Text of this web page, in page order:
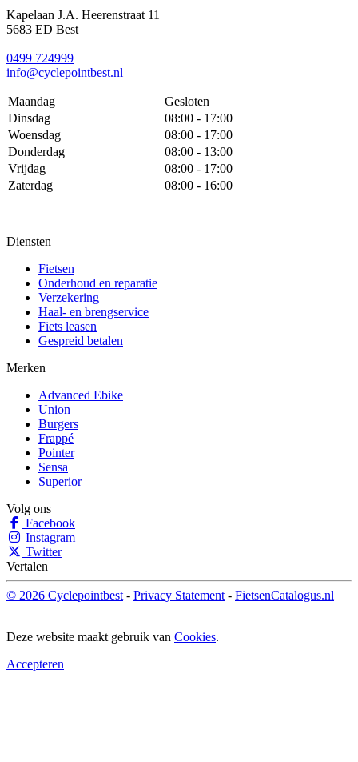
Kapelaan J.A. Heerenstraat 11
5683 ED Best
0499 724999
info@cyclepointbest.nl
Maandag
Gesloten
Dinsdag
08:00 - 17:00
Woensdag
08:00 - 17:00
Donderdag
08:00 - 13:00
Vrijdag
08:00 - 17:00
Zaterdag
08:00 - 16:00
Diensten
Fietsen
Onderhoud en reparatie
Verzekering
Haal- en brengservice
Fiets leasen
Gespreid betalen
Merken
Advanced Ebike
Union
Burgers
Frappé
Pointer
Sensa
Superior
Volg ons
Facebook
Instagram
Twitter
Vertalen
© 2026 Cyclepointbest - Privacy Statement - FietsenCatalogus.nl
Deze website maakt gebruik van Cookies.
Accepteren